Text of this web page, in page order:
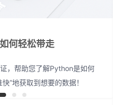
何轻松带走
，帮助您了解Python是如何
”地获取到想要的数据！